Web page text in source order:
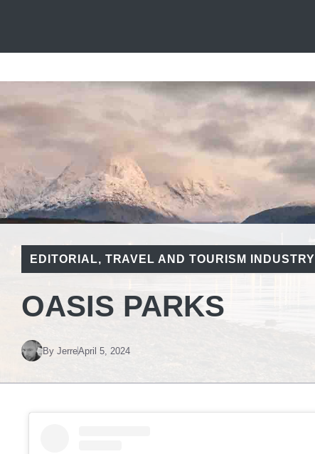
EDITORIAL, TRAVEL AND TOURISM INDUSTRY
OASIS PARKS
By JerreApril 5, 2024